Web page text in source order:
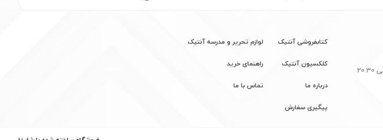
شنبه تا پنجشنبه ساعت 12 ظهر الی 20.30
کتابفروشی آنتیک
لوازم تحریر و مدرسه آنتیک
کلکسیون آنتیک
راهنمای خرید
درباره ما
تماس با ما
پیگیری سفارش